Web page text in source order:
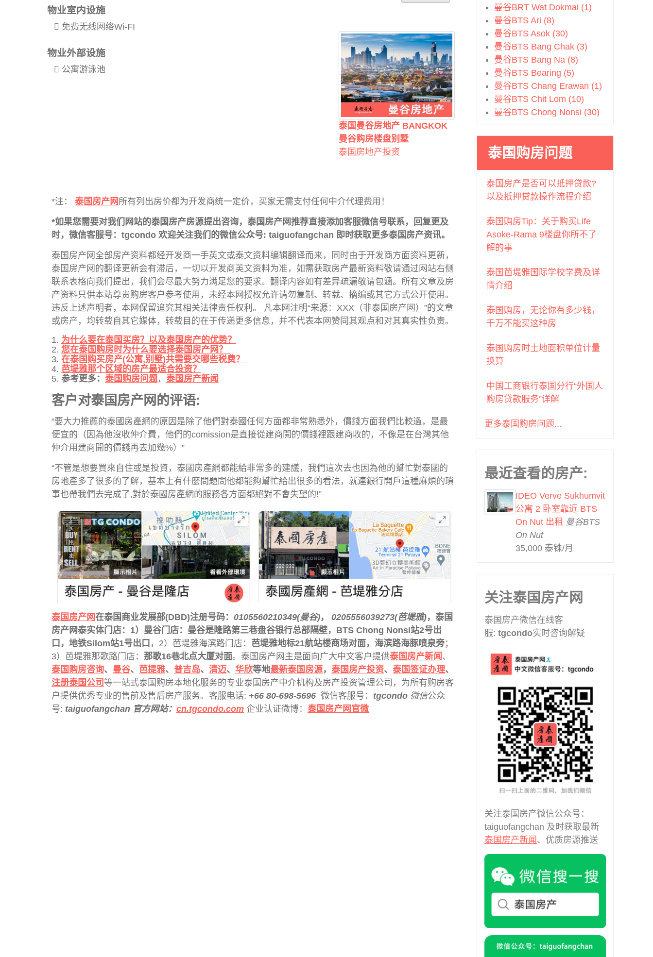
物业室内设施
免费无线网络Wi-FI
物业外部设施
公寓游泳池
泰国曼谷房地产 BANGKOK
曼谷购房楼盘别墅
泰国房地产投资
*注： 泰国房产网 所有列出房价都为开发商统一定价，买家无需支付任何中介代理费用！
*如果您需要对我们网站的泰国房产房源提出咨询，泰国房产网推荐直接添加客服微信号联系，回复更及
时，微信客服号：tgcondo 欢迎关注我们的微信公众号: taiguofangchan 即时获取更多泰国房产资讯。
泰国房产网全部房产资料都经开发商一手英文或泰文资料编辑翻译而来，同时由于开发商方面资料更新，
泰国房产网的翻译更新会有滞后，一切以开发商英文资料为准，如需获取房产最新资料敬请通过网站右侧
联系表格向我们提出，我们会尽最大努力满足您的要求。翻译内容如有差异疏漏敬请包涵。所有文章及房
产资料只供本站尊贵购房客户参考使用，未经本网授权允许请勿复制、转载、摘编或其它方式公开使用。
违反上述声明者，本网保留追究其相关法律责任权利。 凡本网注明“来源：XXX（非泰国房产网）”的文章
或房产，均转载自其它媒体，转载目的在于传递更多信息，并不代表本网赞同其观点和对其真实性负责。
为什么要在泰国买房？以及泰国房产的优势？
您在泰国购房时为什么要选择泰国房产网？
在泰国购买房产(公寓,别墅)共需要交哪些税费？
芭堤雅那个区域的房产最适合投资？
参考更多： 泰国购房问题， 泰国房产新闻
客户对泰国房产网的评语:
“要大力推薦的泰國房產網的原因是除了他們對泰國任何方面都非常熟悉外，價錢方面我們比較過，是最
便宜的（因為他沒收仲介費，他們的comission是直接從建商開的價錢裡跟建商收的，不像是在台灣其他
仲介用建商開的價錢再去加幾%）”
“不管是想要買來自住或是投資，泰國房產網都能給非常多的建議，我們這次去也因為他的幫忙對泰國的
房地產多了很多的了解，基本上有什麼問題問他都能夠幫忙給出很多的看法，就連銀行開戶這種麻煩的瑣
事也帶我們去完成了,對於泰國房產網的服務各方面都絕對不會失望的!”
泰国房产网在泰国商业发展部(DBD)注册号码： 0105560210349(曼谷)， 0205556039273(芭堤雅)，泰国
房产网泰实体门店：1）曼谷门店： 曼谷是隆路第三巷盘谷银行总部隔壁，BTS Chong Nonsi站2号出
口，地铁Silom站1号出口 ，2）芭堤雅海滨路门店： 芭堤雅地标21航站楼商场对面，海滨路海豚喷泉旁；
3）芭堤雅那歌路门店： 那歌16巷北点大厦对面。泰国房产网主是面向广大中文客户提供泰国房产新闻 、
泰国购房咨询、 曼谷、 芭提雅、 普吉岛、 清迈、 华欣等地最新泰国房源， 泰国房产投资、 泰国签证办理、
注册泰国公司等一站式泰国购房本地化服务的专业泰国房产中介机构及房产投资管理公司，为所有购房客
户提供优秀专业的售前及售后房产服务。客服电话: +66 80-698-5696 微信客服号： tgcondo 微信公众
号: taiguofangchan 官方网站： cn.tgcondo.com 企业认证微博： 泰国房产网官微
曼谷BRT Wat Dokmai (1)
曼谷BTS Ari (8)
曼谷BTS Asok (30)
曼谷BTS Bang Chak (3)
曼谷BTS Bang Na (8)
曼谷BTS Bearing (5)
曼谷BTS Chang Erawan (1)
曼谷BTS Chit Lom (10)
曼谷BTS Chong Nonsi (30)
曼谷BTS Ha Yaek Lad Prao
(3)
曼谷BTS Khlong San (1)
曼谷BTS Krungthonburi (14)
曼谷BTS Nana (7)
曼谷BTS Nation Stadium (3)
曼谷BTS On Nut (25)
曼谷BTS Phahonyothin (1)
曼谷BTS Phayathai (3)
曼谷BTS Phra Khanong (7)
曼谷BTS Phrom Phong (34)
曼谷BTS Punnawithi (2)
曼谷BTS Ratchadamri (5)
曼谷BTS Saint Louis (2)
曼谷BTS Sala Daeng (13)
曼谷BTS Saphan Khwai (2)
曼谷BTS Srinakarin 38 (1)
曼谷BTS Surasak (30)
曼谷BTS Talat Phlu (2)
曼谷BTS Thong Lo (46)
曼谷BTS Udom Suk (7)
曼谷BTS Victory Monument
曼谷MRT Khlong Toei (3)
曼谷MRT Phahon Yothin (3)
曼谷MRT Phetchaburi (12)
曼谷MRT Queen Sirikit (1)
曼谷MRT Queen Sirikit
Center (5)
曼谷MRT Ramkhamhaeng
(1)
曼谷MRT Ratchadaphisek
(2)
曼谷MRT Sam Yan (8)
曼谷MRT Sukhumvit (1)
曼谷MRT Thaima (1)
曼谷MRT Wong Sawang (1)
曼谷MRT Yaek Fai Chai (1)
曼谷MRTA Chula Kasem (1)
曼谷MRTA Si Rat (1)
曼谷MRTA Sri Lasalle (1)
曼谷Rama 3 (6)
曼谷Ramintra (4)
曼谷Ramkhamhaeng (1)
曼谷郊区 (25)
Phrao (1)
曼谷，萨潘松 (2)
泰国购房问题
泰国房产是否可以抵押贷款?
以及抵押贷款操作流程介绍
泰国购房Tip：关于购买Life
Asoke-Rama 9楼盘你所不了
解的事
泰国芭堤雅国际学校学费及详
情介绍
泰国购房，无论你有多少钱，
千万不能买这种房
泰国购房时土地面积单位计量
换算
中国工商银行泰国分行“外国人
购房贷款服务”详解
更多泰国购房问题...
最近查看的房产:
IDEO Verve Sukhumvit
公寓 2 卧室靠近 BTS
On Nut 出租 曼谷BTS
On Nut
35,000 泰铢/月
关注泰国房产网
泰国房产微信在线客
服: tgcondo实时咨询解疑
关注泰国房产微信公众号：
taiguofangchan 及时获取最新
泰国房产新闻 、优质房源推送